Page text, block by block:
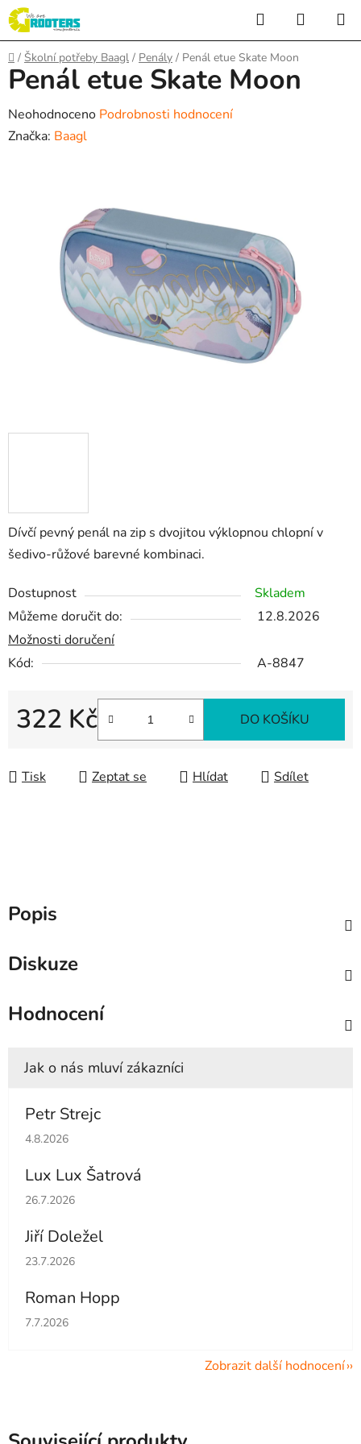
Přejít
na
obsah
Hledat
KOŠÍK
Domů
/ Školní potřeby Baagl / Penály / Penál etue Skate Moon
Dívčí pevný penál na zip s dvojitou výklopnou chlopní v
šedivo-růžové barevné kombinaci.
Dostupnost
Skladem
Můžeme doručit do:
12.8.2026
Možnosti doručení
Kód:
A-8847
322 Kč DO KOŠÍKU
Tisk Zeptat se Hlídat Sdílet
Penál etue Skate Moon
Průměrné
hodnocení
hvězdiček.
Neohodnoceno Podrobnosti hodnocení
Značka: Baagl
Popis
Diskuze
Hodnocení
Petr Strejc
Hodnocení obchodu je 5 z 5 hvězdiček.
4.8.2026
Lux Lux Šatrová
Hodnocení obchodu je 5 z 5 hvězdiček.
26.7.2026
Jiří Doležel
Hodnocení obchodu je 5 z 5 hvězdiček.
23.7.2026
Roman Hopp
Hodnocení obchodu je 5 z 5 hvězdiček.
7.7.2026
Zobrazit další hodnocení